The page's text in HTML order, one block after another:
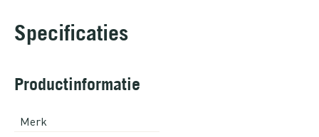
Specificaties
Productinformatie
Merk